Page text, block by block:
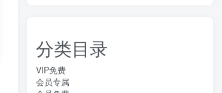
分类目录
VIP免费
会员专属